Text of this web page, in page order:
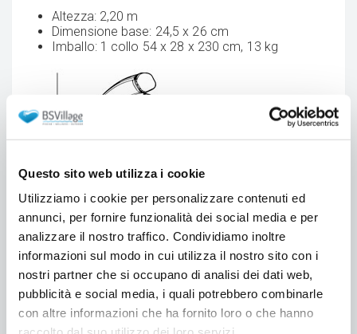
Questo sito web utilizza i cookie
Utilizziamo i cookie per personalizzare contenuti ed
annunci, per fornire funzionalità dei social media e per
analizzare il nostro traffico. Condividiamo inoltre
informazioni sul modo in cui utilizza il nostro sito con i
nostri partner che si occupano di analisi dei dati web,
pubblicità e social media, i quali potrebbero combinarle
con altre informazioni che ha fornito loro o che hanno
Altezza: 2,20 m
Dimensione base: 24,5 x 26 cm
Imballo: 1 collo 54 x 28 x 230 cm, 13 kg